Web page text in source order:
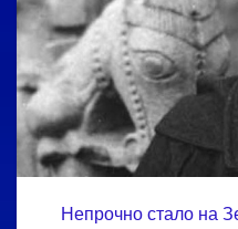
Непрочно стало на